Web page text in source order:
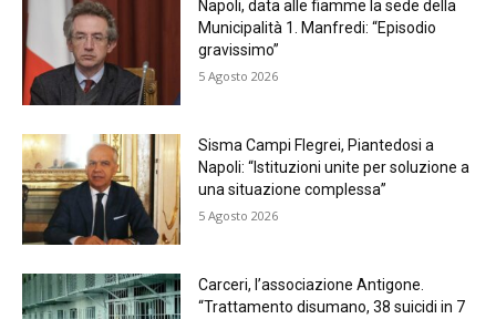
Napoli, data alle fiamme la sede della
Municipalità 1. Manfredi: “Episodio
gravissimo”
5 Agosto 2026
Sisma Campi Flegrei, Piantedosi a
Napoli: “Istituzioni unite per soluzione a
una situazione complessa”
5 Agosto 2026
Carceri, l’associazione Antigone.
“Trattamento disumano, 38 suicidi in 7